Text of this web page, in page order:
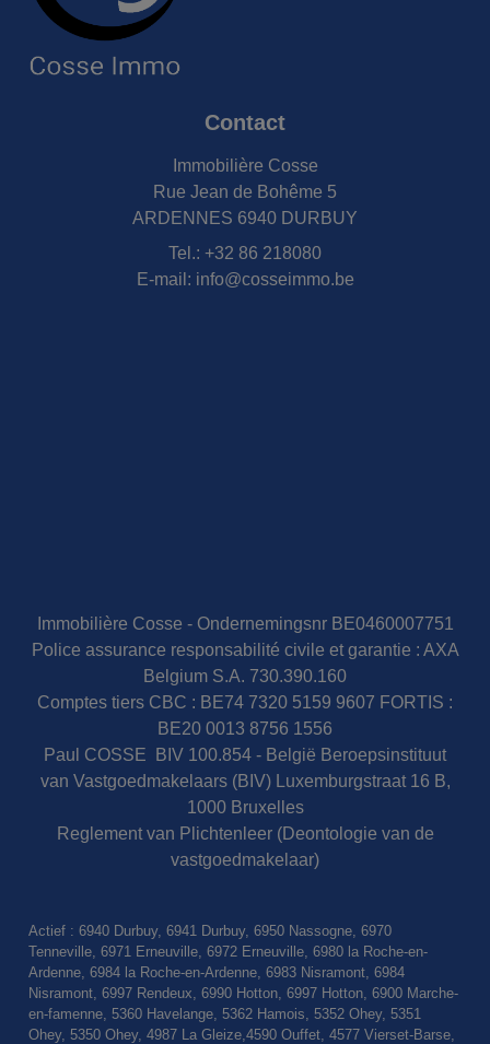
Contact
Immobilière Cosse
Rue Jean de Bohême 5
ARDENNES 6940 DURBUY
Tel.: +32 86 218080
E-mail: info@cosseimmo.be
Immobilière Cosse - Ondernemingsnr BE0460007751
Police assurance responsabilité civile et garantie : AXA
Belgium S.A. 730.390.160
Comptes tiers CBC : BE74 7320 5159 9607 FORTIS :
BE20 0013 8756 1556
Paul COSSE BIV 100.854 - België Beroepsinstituut
van Vastgoedmakelaars (BIV) Luxemburgstraat 16 B,
1000 Bruxelles
Reglement van Plichtenleer (Deontologie van de
vastgoedmakelaar)
Actief : 6940 Durbuy, 6941 Durbuy, 6950 Nassogne, 6970
Tenneville, 6971 Erneuville, 6972 Erneuville, 6980 la Roche-en-
Ardenne, 6984 la Roche-en-Ardenne, 6983 Nisramont, 6984
Nisramont, 6997 Rendeux, 6990 Hotton, 6997 Hotton, 6900 Marche-
en-famenne, 5360 Havelange, 5362 Hamois, 5352 Ohey, 5351
Ohey, 5350 Ohey, 4987 La Gleize,4590 Ouffet, 4577 Vierset-Barse,